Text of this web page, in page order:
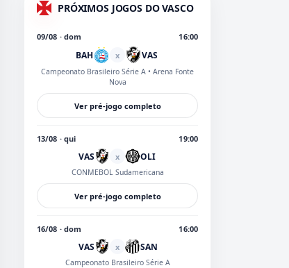
PRÓXIMOS JOGOS DO VASCO
09/08 · dom 16:00
BAH x VAS
Campeonato Brasileiro Série A • Arena Fonte
Nova
Ver pré-jogo completo
13/08 · qui 19:00
VAS x OLI
CONMEBOL Sudamericana
Ver pré-jogo completo
16/08 · dom 16:00
VAS x SAN
Campeonato Brasileiro Série A